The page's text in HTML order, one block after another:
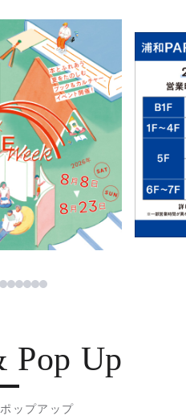
456789
Pop Up
ップアップ